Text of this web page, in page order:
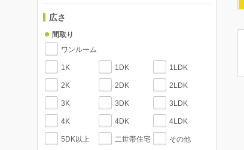
広さ
間取り
ワンルーム
1K 1DK 1LDK
2K 2DK 2LDK
3K 3DK 3LDK
4K 4DK 4LDK
5DK以上 二世帯住宅 その他